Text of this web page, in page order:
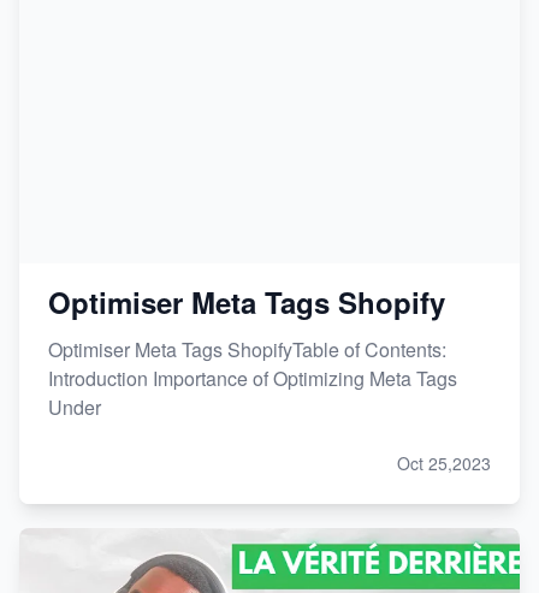
Optimiser Meta Tags Shopify
Optimiser Meta Tags ShopifyTable of Contents:
Introduction Importance of Optimizing Meta Tags
Under
Oct 25,2023